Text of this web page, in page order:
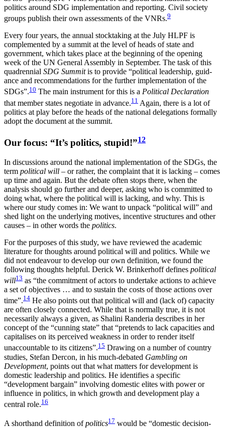
politics around SDG implementation and reporting. Civil society
groups publish their own assessments of the VNRs.9
Every four years, the annual stocktaking at the July HLPF is
complemented by a summit at the level of heads of state and
government, which takes place at the beginning of the opening
week of the UN General Assembly in September. The task of this
quadrennial SDG Summitis to provide “political leadership, guid­
ance and recommendations for the further implementation of the
SDGs”.10 The main instrument for this is a Political Declaration
that member states nego­tiate in advance.11 Again, there is a lot of
politics at play before the heads of the national delegations for­mally
adopt the document at the summit.
Our focus: “It’s politics, stupid!”12
In discussions around the national implementation of the SDGs, the
term political will – or rather, the com­plaint that it is lacking – comes
up time and again. But the debate often stops there, when the
analysis should go further and deeper, asking who is committed to
doing what, where the political will is lacking, and why. This is
where our study comes in: We want to unpack “political will” and
shed light on the underlying motives, incentive structures and other
causes – in other words the politics.
For the purposes of this study, we have reviewed the academic
literature for thoughts around political will and politics. While we
did not endeavour to devel­op our own definition, we found the
following thoughts helpful. Derick W. Brinkerhoff defines political
will13 as “the commitment of actors to under­take actions to achieve
a set of objectives … and to sustain the costs of those actions over
time”.14 He also points out that political will and (lack of) capacity
are often closely connected. While that is normally true, it is not
necessarily always a given, as Shalini Randeria describes in her
concept of the “cunning state” that “pretends to lack capacities and
capitalises on its perceived weakness in order to render itself
unaccountable to its citizens”.15 Drawing on a num­ber of country
studies, Stefan Dercon, in his much-debated Gambling on
Development, points out that what matters for development is
domestic leadership and politics. He identifies a specific
“development bar­gain” involving domestic elites with power or
influ­ence in politics, in which growth and development play a
central role.16
A shorthand definition ofpolitics17 would be “domestic decision-